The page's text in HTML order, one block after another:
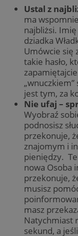
Ustal z
ma
najbliżsi.
dziadka
Umówcie się
takie hasło,
jest tym, za
Nie ufaj –
Wyobraź
podnosisz
przekonuje,
znajomym i
pieniędzy.
nowa Osoba
przekonuje,
musisz
masz
Natychmiast
sekund, a